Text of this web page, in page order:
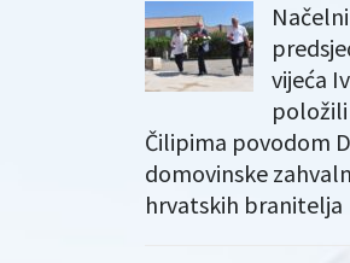
vijeća
položili
Čilipima povodom
domovinske
hrvatskih branitelja